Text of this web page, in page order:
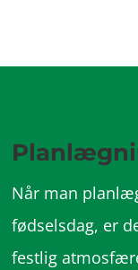
Når man
fødselsdag, er
festlig